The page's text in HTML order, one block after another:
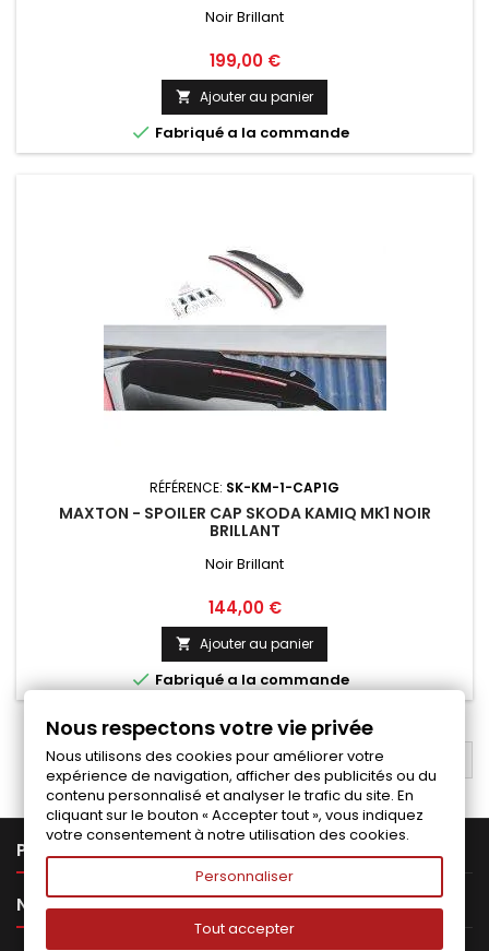
Noir Brillant
Prix
199,00 €
 Ajouter au panier
 Fabriqué a la commande
RÉFÉRENCE: SK-KM-1-CAP1G
MAXTON - SPOILER CAP SKODA KAMIQ MK1 NOIR
BRILLANT
Noir Brillant
Prix
144,00 €
 Ajouter au panier
Fabriqué a la commande
RETOUR EN HAUT
PRODUITS
NOTRE SOCIÉTÉ 
Nous respectons votre vie privée
Nous utilisons des cookies pour améliorer votre
expérience de navigation, afficher des publicités ou du
contenu personnalisé et analyser le trafic du site. En
cliquant sur le bouton « Accepter tout », vous indiquez
votre consentement à notre utilisation des cookies.
Personnaliser
Tout accepter